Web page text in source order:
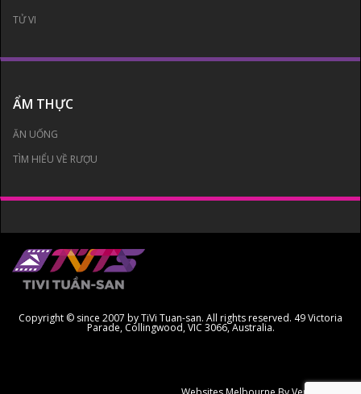
TỬ VI
ẨM THỰC
ĂN UỐNG
TÌM HIỂU VỀ RƯỢU
Copyright © since 2007 by TiVi Tuan-san. All rights reserved. 49 Victoria
Parade, Collingwood, VIC 3066, Australia.